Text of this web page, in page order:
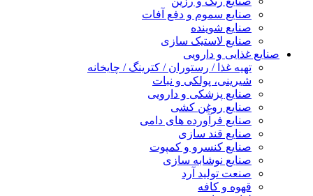
صنایع سموم و دفع آفات
صنایع شوینده
صنایع لاستیک سازی
صنایع غذایی و دارویی
تهیه غذا / رستوران / کترینگ / چایخانه
شیرینی، پولکی و نبات
صنایع پزشکی و دارویی
صنایع روغن کشی
صنایع فرآورده های دامی
صنایع قند سازی
صنایع کنسرو و کمپوت
صنایع نوشابه سازی
صنعت تولید آرد
قهوه و کافه